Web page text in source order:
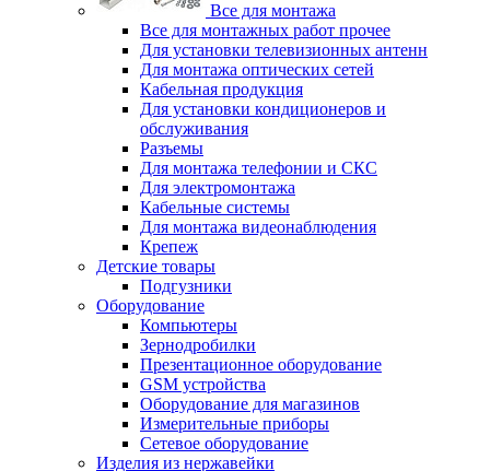
Все для монтажа
Все для монтажных работ прочее
Для установки телевизионных антенн
Для монтажа оптических сетей
Кабельная продукция
Для установки кондиционеров и
обслуживания
Разъемы
Для монтажа телефонии и СКС
Для электромонтажа
Кабельные системы
Для монтажа видеонаблюдения
Крепеж
Детские товары
Подгузники
Оборудование
Компьютеры
Зернодробилки
Презентационное оборудование
GSM устройства
Оборудование для магазинов
Измерительные приборы
Сетевое оборудование
Изделия из нержавейки